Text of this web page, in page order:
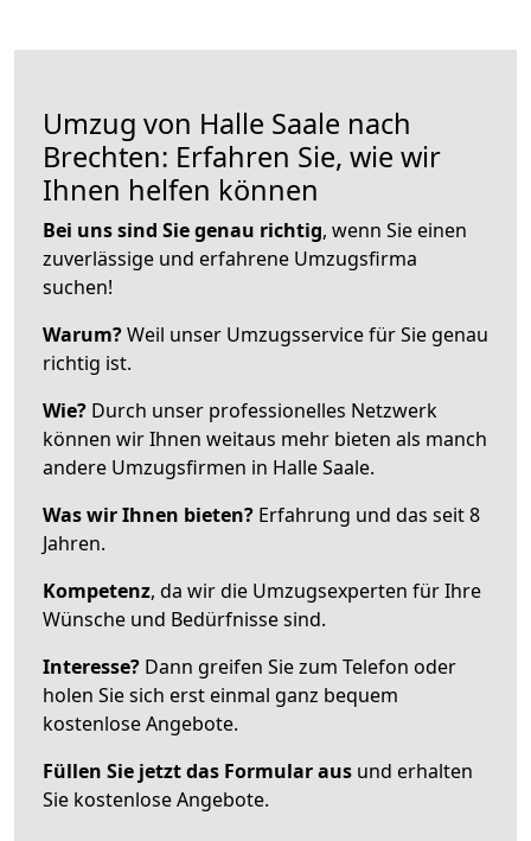
Umzug von Halle Saale nach
Brechten: Erfahren Sie, wie wir
Ihnen helfen können
Bei uns sind Sie genau richtig, wenn Sie einen
zuverlässige und erfahrene Umzugsfirma
suchen!
Warum?Weil unser Umzugsservice für Sie genau
richtig ist.
Wie? Durch unser professionelles Netzwerk
können wir Ihnen weitaus mehr bieten als manch
andere Umzugsfirmen in Halle Saale.
Was wir Ihnen bieten? Erfahrung und das seit 8
Jahren.
Kompetenz, da wir die Umzugsexperten für Ihre
Wünsche und Bedürfnisse sind.
Interesse? Dann greifen Sie zum Telefon oder
holen Sie sich erst einmal ganz bequem
kostenlose Angebote.
Füllen Sie jetzt das Formular aus und erhalten
Sie kostenlose Angebote.